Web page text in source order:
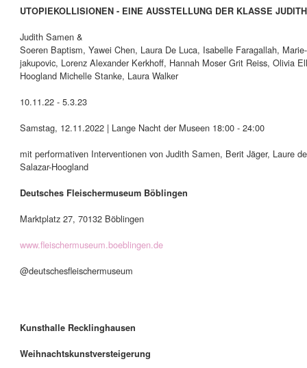
UTOPIEKOLLISIONEN - EINE AUSSTELLUNG DER KLASSE
Judith Samen &
Soeren Baptism, Yawei Chen, Laura De Luca, Isabelle Faragallah,
jakupovic, Lorenz Alexander Kerkhoff, Hannah Moser Grit Reiss, Olivia
Hoogland Michelle Stanke, Laura Walker
10.11.22 - 5.3.23
Samstag, 12.11.2022 | Lange Nacht der Museen 18:00 - 24:00
mit performativen Interventionen von Judith Samen, Berit Jäger, Laure
Salazar-Hoogland
Deutsches Fleischermuseum Böblingen
Marktplatz 27, 70132 Böblingen
www.fleischermuseum.boeblingen.de
@deutschesfleischermuseum
Kunsthalle Recklinghausen
Weihnachtskunstversteigerung